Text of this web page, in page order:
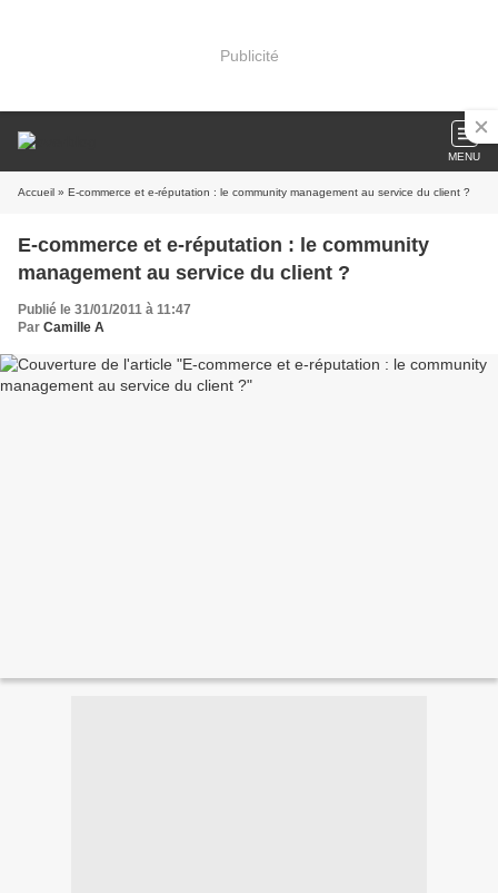
Publicité
MENU
Accueil » E-commerce et e-réputation : le community management au service du client ?
E-commerce et e-réputation : le community
management au service du client ?
Publié le 31/01/2011 à 11:47
Par Camille A